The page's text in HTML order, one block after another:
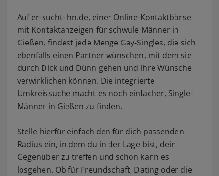
Aufer-sucht-ihn.de, einer Online-Kontaktbörse
mit Kontaktanzeigen für schwule Männer in
Gießen, findest jede Menge Gay-Singles, die sich
ebenfalls einen Partner wünschen, mit dem sie
durch Dick und Dünn gehen und ihre Wünsche
verwirklichen können. Die integrierte
Umkreissuche macht es noch einfacher, Single-
Männer in Gießen zu finden.
Stelle hierfür einfach den für dich passenden
Radius ein, in dem du in der Lage bist, dein
Gegenüber zu treffen und schon kann es
losgehen. Ob für Freundschaft, Dating oder die